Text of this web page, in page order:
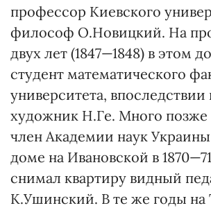
профессор Киевского
философ О.Новицкий. На
двух лет (1847—1848) в этом
студент математического
университета, впоследствии
художник Н.Ге. Много
член Академии наук
доме на Ивановской в
снимал квартиру видный
К.Ушинский. В те же годы на